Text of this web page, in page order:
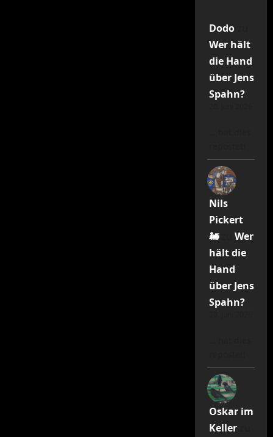
Dodozu
Wer hält
die Hand
über Jens
Spahn?
Nils
Pickert
🚂zu Wer
hält die
Hand
über Jens
Spahn?
Oskar im
Kellerzu